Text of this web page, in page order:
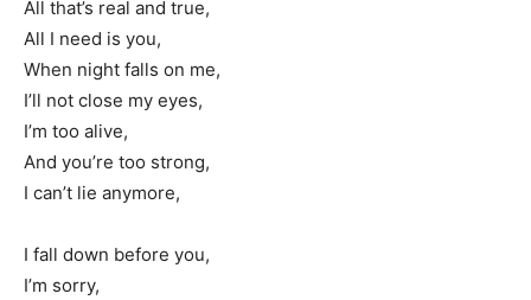
All that’s real and true,
All I need is you,
When night falls on me,
I’ll not close my eyes,
I’m too alive,
And you’re too strong,
I can’t lie anymore,
I fall down before you,
I’m sorry,